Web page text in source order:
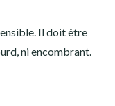
Il doit être
ni encombrant.